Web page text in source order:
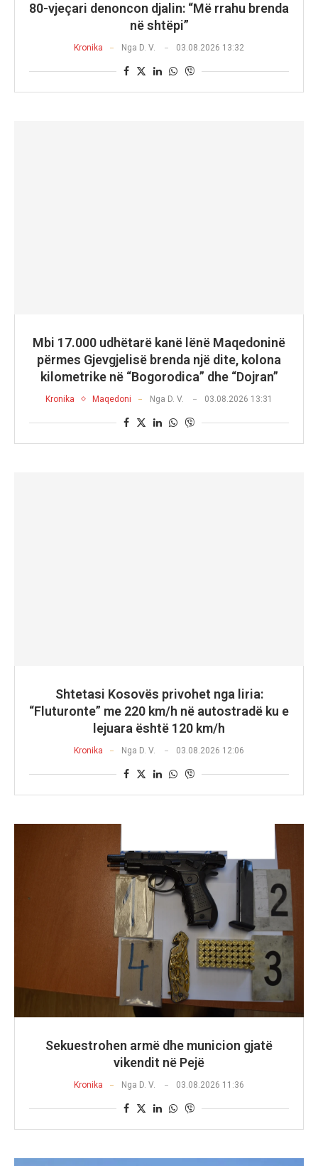
80-vjeçari denoncon djalin: “Më rrahu brenda
në shtëpi”
Kronika Nga D. V. 03.08.2026 13:32
Mbi 17.000 udhëtarë kanë lënë Maqedoninë
përmes Gjevgjelisë brenda një dite, kolona
kilometrike në “Bogorodica” dhe “Dojran”
Kronika Maqedoni Nga D. V. 03.08.2026 13:31
Shtetasi Kosovës privohet nga liria:
“Fluturonte” me 220 km/h në autostradë ku e
lejuara është 120 km/h
Kronika Nga D. V. 03.08.2026 12:06
Sekuestrohen armё dhe municion gjatë
vikendit në Pejë
Kronika Nga D. V. 03.08.2026 11:36